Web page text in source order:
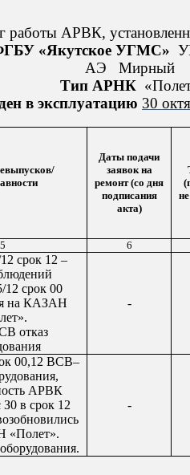
работы АРВК,
«Якутское УГМС»
АЭ
Мирный
Тип АРНК «
в эксплуатацию 30
Даты подачи
заявок на
ремонт (со дня
подписания
акта)
5 6
срок 12 –
12 срок 00
на КАЗАН
отказ
-
00,12 ВСВ–
АРВК
в срок 12
«Полет».
-